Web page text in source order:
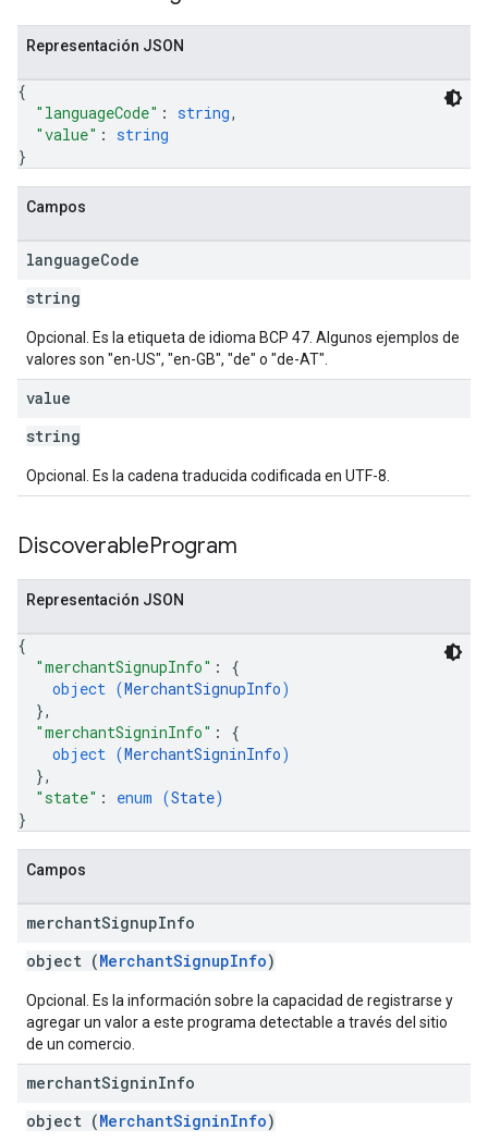
Representación JSON
{
"languageCode" : string,
"value" : string
}
Campos
languageCode
string
Opcional. Es la etiqueta de idioma BCP 47. Algunos ejemplos de
valores son "en-US", "en-GB", "de" o "de-AT".
value
string
Opcional. Es la cadena traducida codificada en UTF-8.
DiscoverableProgram
Representación JSON
{
"merchantSignupInfo" : {
object (MerchantSignupInfo)
},
"merchantSigninInfo" : {
object (MerchantSigninInfo)
},
"state" : enum (State)
}
Campos
merchantSignupInfo
object (MerchantSignupInfo)
Opcional. Es la información sobre la capacidad de registrarse y
agregar un valor a este programa detectable a través del sitio
de un comercio.
merchantSigninInfo
object (MerchantSigninInfo)